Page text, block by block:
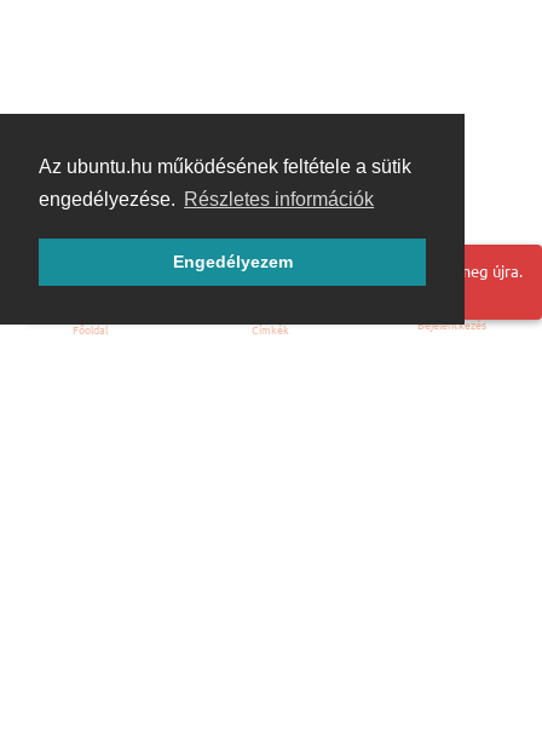
Az ubuntu.hu működésének feltétele a sütik
engedélyezése. Részletes információk
Engedélyezem
Hoppá! Valami hiba történt. Frissítse az oldalt és próbálja meg újra.
Főoldal Címkék Bejelentkezés